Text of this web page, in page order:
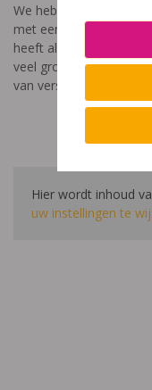
We hebben een video
met een leerstoornis.
heeft als doel aan te
veel groter is dan
van verschillende
Hier wordt inhoud
uw instellingen te